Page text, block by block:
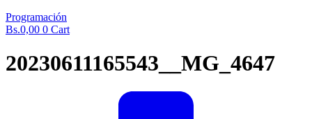
Programación
Bs.0,00 0 Cart
20230611165543__MG_4647